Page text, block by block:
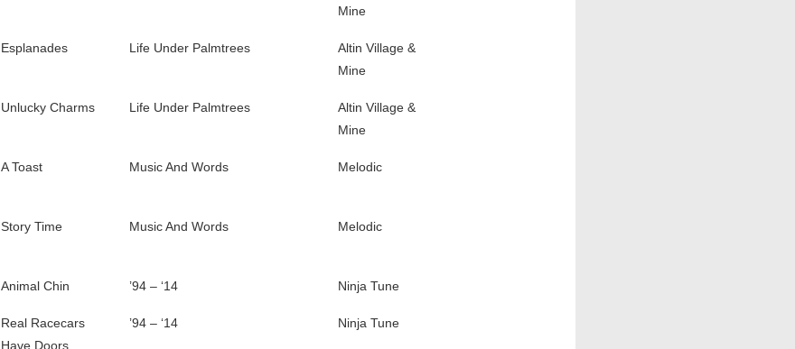
Mine
Esplanades Life Under Palmtrees
Altin Village &
Mine
Unlucky Charms Life Under Palmtrees
Altin Village &
Mine
A Toast Music And Words Melodic
Story Time Music And Words Melodic
Animal Chin ’94 – ‘14 Ninja Tune
Real Racecars
Have Doors
’94 – ‘14 Ninja Tune